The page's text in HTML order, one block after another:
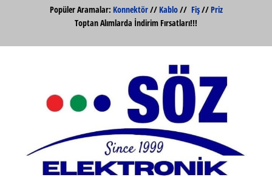
Popüler Aramalar: Konnektör//Kablo// Fiş//Priz
Toptan Alımlarda İndirim Fırsatları!!!